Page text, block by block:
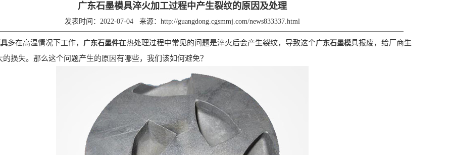
广东石墨模具淬火加工过程中产生裂纹的原因及处理
发表时间：2022-07-04 来源： http://guangdong.cgsmmj.com/news833337.html
多在高温情况下工作， 广东石墨件在热处理过程中常见的问题是淬火后会产生裂纹，导致这个广东石墨模具报废，给厂商生
的损失。那么这个问题产生的原因有哪些，我们该如何避免？